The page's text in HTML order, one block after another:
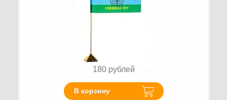
180 рублей
В корзину